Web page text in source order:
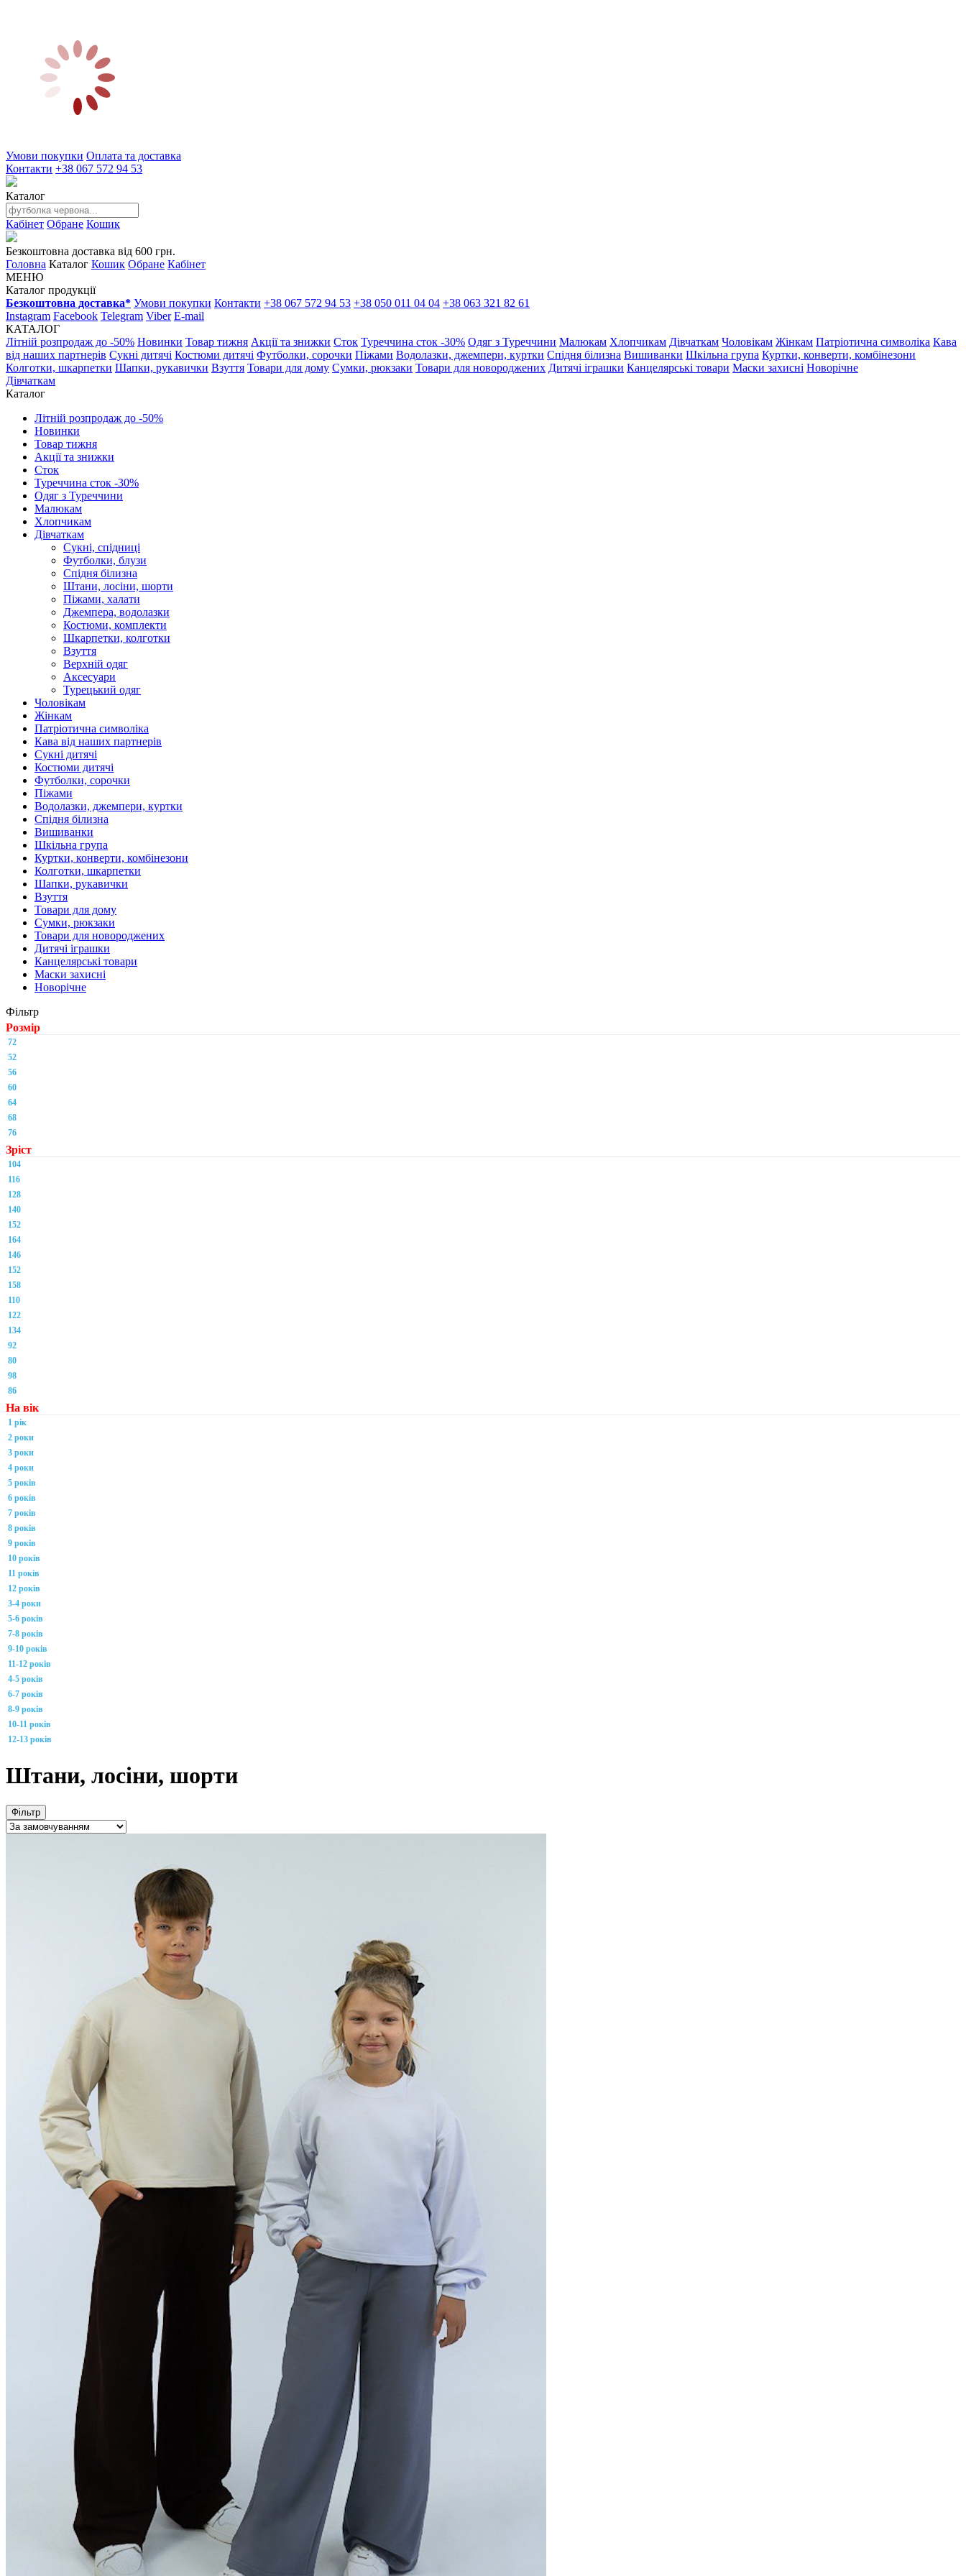
Умови покупки Оплата та доставка
Контакти +38 067 572 94 53
Каталог
Кабінет Обране Кошик
Безкоштовна доставка від 600 грн.
Головна Каталог Кошик Обране Кабінет
МЕНЮ
Каталог продукції
Безкоштовна доставка* Умови покупки Контакти +38 067 572 94 53 +38 050 011 04 04 +38 063 321 82 61
Instagram Facebook Telegram Viber E-mail
КАТАЛОГ
Літній розпродаж до -50% Новинки Товар тижня Акції та знижки Сток Туреччина сток -30% Одяг з Туреччини Малюкам Хлопчикам Дівчаткам Чоловікам Жінкам Патріотична символіка Кава
від наших партнерів Сукні дитячі Костюми дитячі Футболки, сорочки Піжами Водолазки, джемпери, куртки Спідня білизна Вишиванки Шкільна група Куртки, конверти, комбінезони
Колготки, шкарпетки Шапки, рукавички Взуття Товари для дому Сумки, рюкзаки Товари для новороджених Дитячі іграшки Канцелярські товари Маски захисні Новорічне
Дівчаткам
Каталог
Літній розпродаж до -50%
Новинки
Товар тижня
Акції та знижки
Сток
Туреччина сток -30%
Одяг з Туреччини
Малюкам
Хлопчикам
Дівчаткам
Сукні, спідниці
Футболки, блузи
Спідня білизна
Штани, лосіни, шорти
Піжами, халати
Джемпера, водолазки
Костюми, комплекти
Шкарпетки, колготки
Взуття
Верхній одяг
Аксесуари
Турецький одяг
Чоловікам
Жінкам
Патріотична символіка
Кава від наших партнерів
Сукні дитячі
Костюми дитячі
Футболки, сорочки
Піжами
Водолазки, джемпери, куртки
Спідня білизна
Вишиванки
Шкільна група
Куртки, конверти, комбінезони
Колготки, шкарпетки
Шапки, рукавички
Взуття
Товари для дому
Сумки, рюкзаки
Товари для новороджених
Дитячі іграшки
Канцелярські товари
Маски захисні
Новорічне
Фільтр
Розмір
72
52
56
60
64
68
76
Зріст
104
116
128
140
152
164
146
152
158
110
122
134
92
80
98
86
На вік
1 рік
2 роки
3 роки
4 роки
5 років
6 років
7 років
8 років
9 років
10 років
11 років
12 років
3-4 роки
5-6 років
7-8 років
9-10 років
11-12 років
4-5 років
6-7 років
8-9 років
10-11 років
12-13 років
Штани, лосіни, шорти
Фільтр